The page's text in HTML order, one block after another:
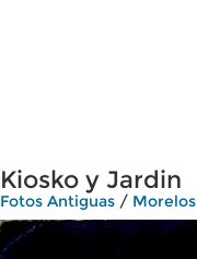
Kiosko y Jardin
Fotos Antiguas / Morelos